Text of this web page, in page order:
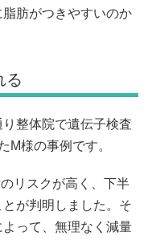
肪がつきやすいのか
る
整体院で遺伝子検査
M様の事例です。
リスクが高く、下半
が判明しました。そ
って、無理なく減量